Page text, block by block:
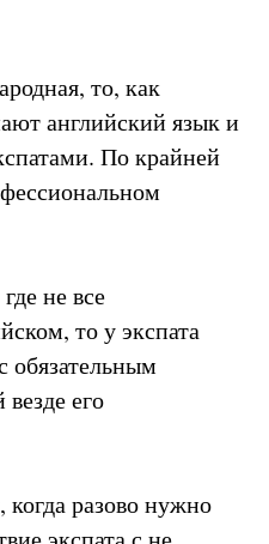
то, как
английский язык и
По крайней
не все
то у экспата
обязательным
его
разово нужно